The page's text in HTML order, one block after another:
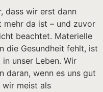
dass wir erst dann
mehr da ist – und zuvor
beachtet. Materielle
die Gesundheit fehlt, ist
unser Leben. Wir
daran, wenn es uns gut
wir meist als